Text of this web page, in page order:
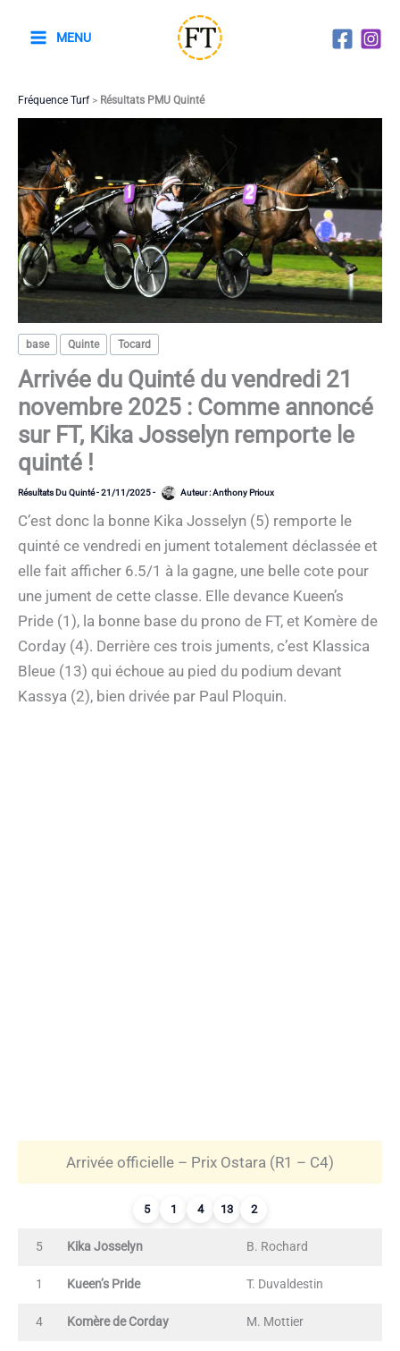
MENU
Fréquence Turf> Résultats PMU Quinté
base Quinte Tocard
Arrivée du Quinté du vendredi 21
novembre 2025 : Comme annoncé
sur FT, Kika Josselyn remporte le
quinté !
Résultats Du Quinté-21/11/2025- Auteur :Anthony Prioux
C’est donc la bonne Kika Josselyn (5) remporte le
quinté ce vendredi en jument totalement déclassée et
elle fait afficher 6.5/1 à la gagne, une belle cote pour
une jument de cette classe. Elle devance Kueen’s
Pride (1), la bonne base du prono de FT, et Komère de
Corday (4). Derrière ces trois juments, c’est Klassica
Bleue (13) qui échoue au pied du podium devant
Kassya (2), bien drivée par Paul Ploquin.
Arrivée officielle – Prix Ostara (R1 – C4)
5 1 4 13 2
5 Kika Josselyn B. Rochard
1 Kueen’s Pride T. Duvaldestin
4 Komère de Corday M. Mottier